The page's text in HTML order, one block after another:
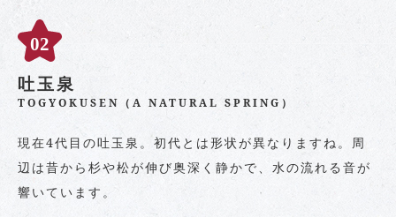
吐玉泉
TOGYOKUSEN（A NATURAL SPRING）
現在4代目の吐玉泉。初代とは形状が異なりますね。周
辺は昔から杉や松が伸び奥深く静かで、水の流れる音が
響いています。